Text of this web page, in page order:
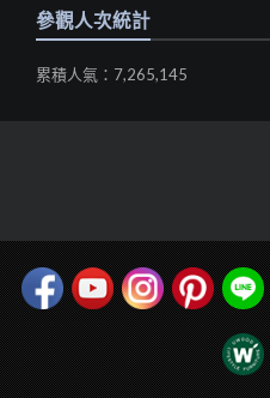
參觀人次統計
累積人氣：7,265,145